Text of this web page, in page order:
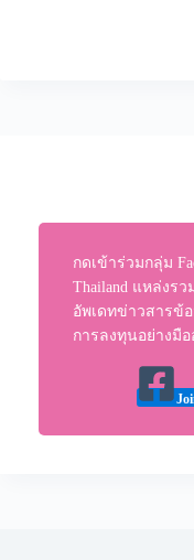
กดเข้าร่วมกลุ่ม
Thailand แหล่งร
อัพเดทข่าวสารข้
การลงทุนอย่างมื